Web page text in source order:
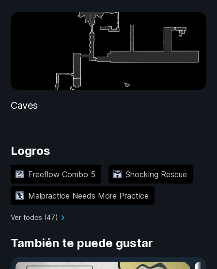
Caves
Logros
Freeflow Combo 5 Shocking Rescue
Malpractice Needs More Practice
Ver todos (47)
También te puede gustar